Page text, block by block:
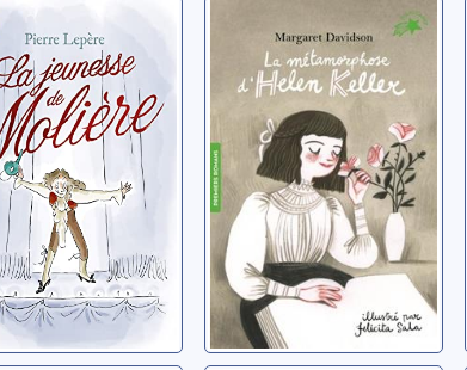
de
Pierre
métamorphose
d'Helen Keller
Davidson, Margaret